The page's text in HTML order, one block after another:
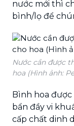
nước mới thì
bình/lọ để
Nước cần được
hoa (Hình ảnh:
Bình hoa được
bẩn đầy vi
cấp chất dinh